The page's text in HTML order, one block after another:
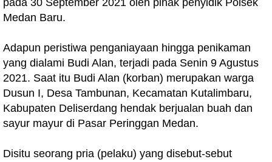
pada 30 September 2021 oleh pihak penyidik Polsek
Medan Baru.
Adapun peristiwa penganiayaan hingga penikaman
yang dialami Budi Alan, terjadi pada Senin 9 Agustus
2021. Saat itu Budi Alan (korban) merupakan warga
Dusun I, Desa Tambunan, Kecamatan Kutalimbaru,
Kabupaten Deliserdang hendak berjualan buah dan
sayur mayur di Pasar Peringgan Medan.
Disitu seorang pria (pelaku) yang disebut-sebut